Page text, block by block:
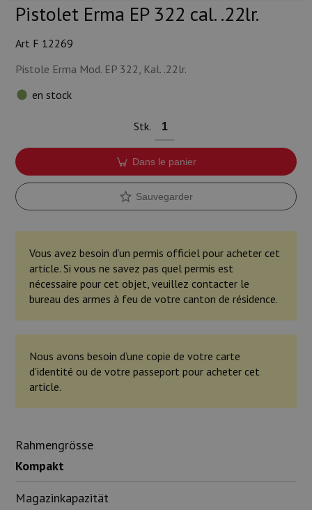
Pistolet Erma EP 322 cal. .22lr.
Art F 12269
Pistole Erma Mod. EP 322, Kal. .22lr.
en stock
Stk.
Dans le panier
Sauvegarder
Vous avez besoin d’un permis officiel pour acheter cet
article. Si vous ne savez pas quel permis est
nécessaire pour cet objet, veuillez contacter le
bureau des armes à feu de votre canton de résidence.
Nous avons besoin d’une copie de votre carte
d’identité ou de votre passeport pour acheter cet
article.
Rahmengrösse
Kompakt
Magazinkapazität
Lampes et accessoires